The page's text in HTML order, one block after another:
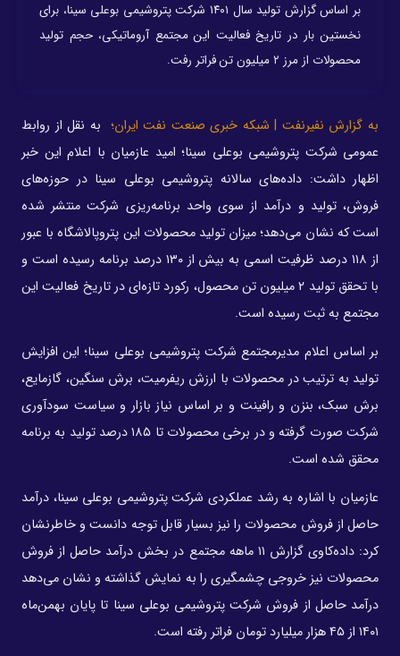
بر اساس گزارش تولید سال ۱۴۰۱ شرکت‌ پتروشیمی بوعلی سینا، برای
نخستین بار در تاریخ فعالیت این مجتمع آروماتیکی، حجم تولید
محصولات از مرز ۲ میلیون تن فراتر رفت.
به گزارش نفیرنفت | شبکه خبری صنعت نفت ایران؛ به نقل از روابط
عمومی شرکت پتروشیمی بوعلی سینا؛ امید عازمیان با اعلام این خبر
اظهار داشت: داده‌های سالانه پتروشیمی بوعلی سینا در حوزه‌های
فروش، تولید و درآمد از سوی واحد برنامه‌ریزی شرکت منتشر شده
است که نشان ‌می‌دهد؛ میزان تولید محصولات این پتروپالاشگاه با عبور
از ۱۱۸ درصد ظرفیت اسمی به بیش از ۱۳۰ درصد برنامه رسیده است و
با تحقق تولید ۲ میلیون تن محصول، رکورد تازه‌ای در تاریخ فعالیت این
مجتمع به ثبت رسیده است.
بر اساس اعلام مدیرمجتمع شرکت پتروشیمی بوعلی سینا؛ این افزایش
تولید به ترتیب در محصولات با ارزش ریفرمیت، برش سنگین، گازمایع،
برش سبک، بنزن و رافینت و بر اساس نیاز بازار و سیاست سودآوری
شرکت صورت گرفته و در برخی محصولات تا ۱۸۵ درصد تولید به برنامه
محقق شده است.
عازمیان با اشاره به رشد عملکردی شرکت پتروشیمی بوعلی سینا، درآمد
حاصل از فروش محصولات را نیز بسیار قابل توجه دانست و خاطرنشان
کرد: داده‌کاوی گزارش ۱۱ ماهه مجتمع در بخش درآمد حاصل از فروش
محصولات نیز خروجی چشمگیری را به نمایش گذاشته و نشان می‌دهد
درآمد حاصل از فروش شرکت پتروشیمی بوعلی سینا تا پایان بهمن‌ماه
۱۴۰۱ از ۴۵ هزار میلیارد تومان فراتر رفته است.